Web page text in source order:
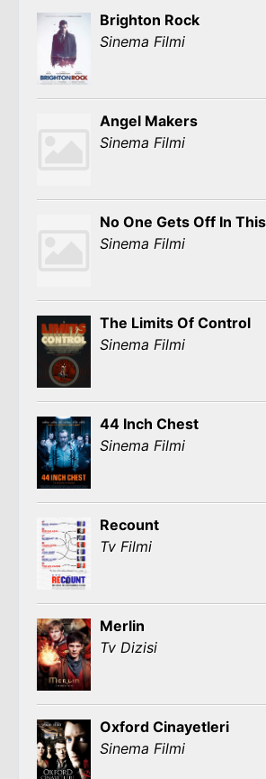
Brighton Rock
Sinema Filmi
Angel Makers
Sinema Filmi
No One Gets Off In
Sinema Filmi
The Limits Of Control
Sinema Filmi
44 Inch Chest
Sinema Filmi
Recount
Tv Filmi
Merlin
Tv Dizisi
Oxford Cinayetleri
Sinema Filmi